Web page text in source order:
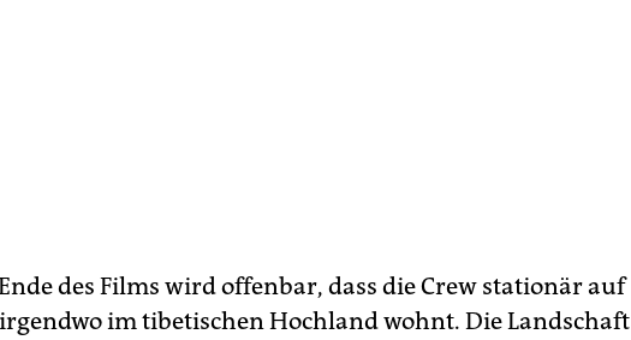
des Films wird offenbar, dass die Crew stationär auf
im tibetischen Hochland wohnt. Die Landschaft